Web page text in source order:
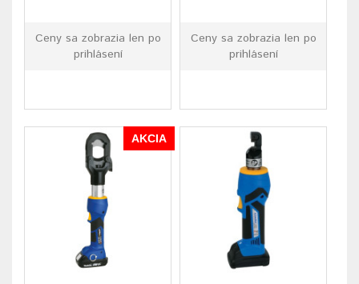
Ceny sa zobrazia len po
prihlásení
Ceny sa zobrazia len po
prihlásení
AKCIA